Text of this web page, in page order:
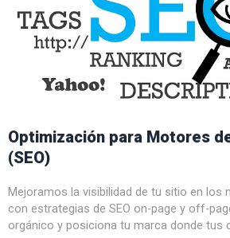
Optimización para Motores
(SEO)
Mejoramos la visibilidad de tu sitio en los
con estrategias de SEO on-page y off-
orgánico y posiciona tu marca donde tus